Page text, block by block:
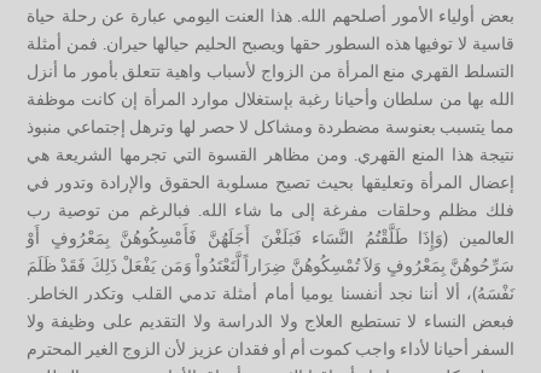
بعض أولياء الأمور أصلحهم الله. هذا العنت اليومي عبارة عن رحلة حياة
قاسية لا توفيها هذه السطور حقها ويصبح الحليم حيالها حيران. فمن أمثلة
التسلط القهري منع المرأة من الزواج لأسباب واهية تتعلق بأمور ما أنزل
الله بها من سلطان وأحيانا رغبة بإستغلال موارد المرأة إن كانت موظفة
مما يتسبب بعنوسة مضطردة ومشاكل لا حصر لها وترهل إجتماعي منبوذ
نتيجة هذا المنع القهري. ومن مظاهر القسوة التي تجرمها الشريعة هي
إعضال المرأة وتعليقها بحيث تصيح مسلوبة الحقوق والإرادة وتدور في
فلك مظلم وحلقات مفرغة إلى ما شاء الله. فبالرغم من توصية رب
العالمين (وَإِذَا طَلَّقْتُمُ النَّسَاء فَبَلَغْنَ أَجَلَهُنَّ فَأَمْسِكُوهُنَّ بِمَعْرُوفٍ أَوْ
سَرِّحُوهُنَّ بِمَعْرُوفٍ وَلاَ تُمْسِكُوهُنَّ ضِرَاراً لَّتَعْتَدُواْ وَمَن يَفْعَلْ ذَلِكَ فَقَدْ ظَلَمَ
نَفْسَهُ)، ألا أننا نجد أنفسنا يوميا أمام أمثلة تدمي القلب وتكدر الخاطر.
فبعض النساء لا تستطيع العلاج ولا الدراسة ولا التقديم على وظيفة ولا
السفر أحيانا لأداء واجب كموت أم أو فقدان عزيز لأن الزوج الغير المحترم